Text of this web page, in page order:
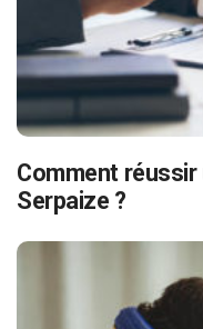
Comment
Serpaize ?